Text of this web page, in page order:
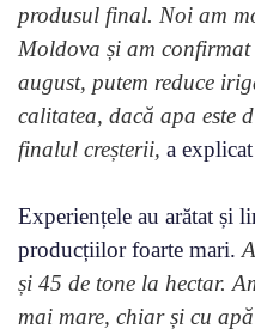
produsul final. Noi am
Moldova și am
august, putem reduce
calitatea, dacă apa este
finalul creșterii, a
Experiențele au arătat și
producțiilor foarte mari.
și 45 de tone la hectar.
mai mare, chiar și cu